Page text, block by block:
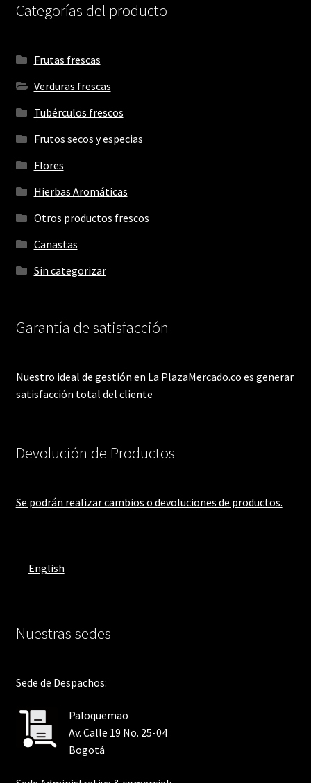
Categorías del producto
Frutas frescas
Verduras frescas
Tubérculos frescos
Frutos secos y especias
Flores
Hierbas Aromáticas
Otros productos frescos
Canastas
Sin categorizar
Garantía de satisfacción
Nuestro ideal de gestión en La PlazaMercado.co es generar
satisfacción total del cliente
Devolución de Productos
Se podrán realizar cambios o devoluciones de productos.
English
Nuestras sedes
Sede de Despachos:
Paloquemao
Av. Calle 19 No. 25-04
Bogotá